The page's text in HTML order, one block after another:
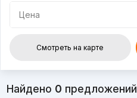
Цена
Смотреть на карте
Найдено 0 предложений